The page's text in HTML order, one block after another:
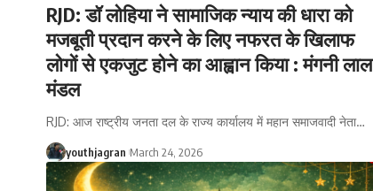
RJD: डॉ लोहिया ने सामाजिक न्याय की धारा को
मजबूती प्रदान करने के लिए नफरत के खिलाफ
लोगों से एकजुट होने का आह्वान किया : मंगनी लाल
मंडल
RJD: आज राष्ट्रीय जनता दल के राज्य कार्यालय में महान समाजवादी नेता…
youthjagran March 24, 2026